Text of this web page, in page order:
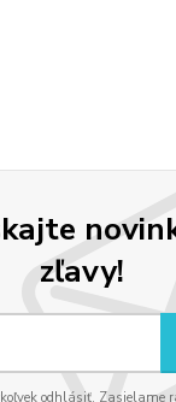
zľavy!
odhlásiť. Zasielame